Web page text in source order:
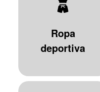
Ropa
deportiva